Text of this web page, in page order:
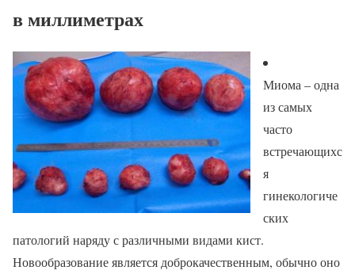
в миллиметрах
Миома – одна
из самых
часто
встречающихс
я
гинекологиче
ских
патологий наряду с различными видами кист.
Новообразование является доброкачественным, обычно оно